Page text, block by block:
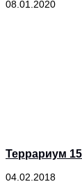
08.01.2020
Террариум
04.02.2018